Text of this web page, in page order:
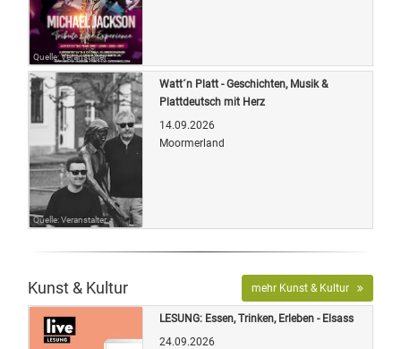
Quelle: Veranstalter
Quelle: Veranstalter
Watt´n Platt - Geschichten, Musik &
Plattdeutsch mit Herz
14.09.2026
Moormerland
Kunst & Kultur mehr Kunst & Kultur
LESUNG: Essen, Trinken, Erleben - Elsass
24.09.2026